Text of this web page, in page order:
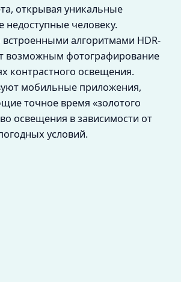
открывая уникальные
недоступные человеку.
алгоритмами HDR-
возможным фотографирование
контрастного освещения.
мобильные приложения,
точное время «золотого
освещения в зависимости от
условий.